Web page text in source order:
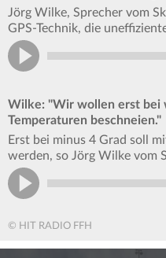
Jörg Wilke, Sprecher vom
GPS-Technik, die
Wilke: "Wir wollen erst bei
Temperaturen beschneien."
Erst bei minus 4 Grad soll
werden, so Jörg Wilke vom
© HIT RADIO FFH